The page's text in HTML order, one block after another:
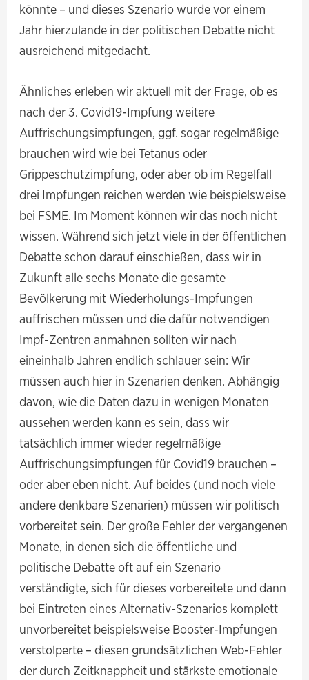
könnte – und dieses Szenario wurde vor einem
Jahr hierzulande in der politischen Debatte nicht
ausreichend mitgedacht.
Ähnliches erleben wir aktuell mit der Frage, ob es
nach der 3. Covid19-Impfung weitere
Auffrischungsimpfungen, ggf. sogar regelmäßige
brauchen wird wie bei Tetanus oder
Grippeschutzimpfung, oder aber ob im Regelfall
drei Impfungen reichen werden wie beispielsweise
bei FSME. Im Moment können wir das noch nicht
wissen. Während sich jetzt viele in der öffentlichen
Debatte schon darauf einschießen, dass wir in
Zukunft alle sechs Monate die gesamte
Bevölkerung mit Wiederholungs-Impfungen
auffrischen müssen und die dafür notwendigen
Impf-Zentren anmahnen sollten wir nach
eineinhalb Jahren endlich schlauer sein: Wir
müssen auch hier in Szenarien denken. Abhängig
davon, wie die Daten dazu in wenigen Monaten
aussehen werden kann es sein, dass wir
tatsächlich immer wieder regelmäßige
Auffrischungsimpfungen für Covid19 brauchen –
oder aber eben nicht. Auf beides (und noch viele
andere denkbare Szenarien) müssen wir politisch
vorbereitet sein. Der große Fehler der vergangenen
Monate, in denen sich die öffentliche und
politische Debatte oft auf ein Szenario
verständigte, sich für dieses vorbereitete und dann
bei Eintreten eines Alternativ-Szenarios komplett
unvorbereitet beispielsweise Booster-Impfungen
verstolperte – diesen grundsätzlichen Web-Fehler
der durch Zeitknappheit und stärkste emotionale